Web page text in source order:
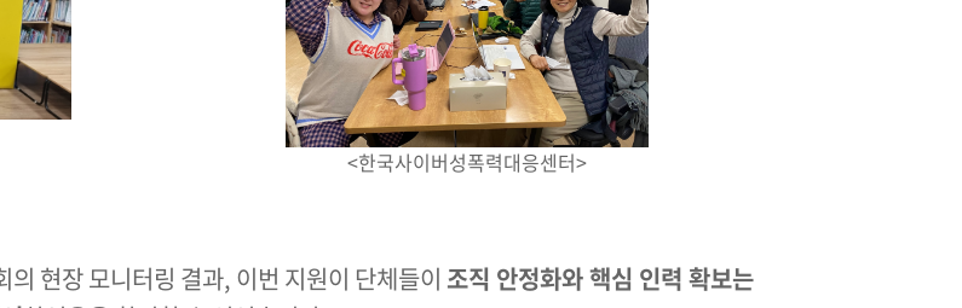
<한국사이버성폭력대응센터>
현장 모니터링 결과, 이번 지원이 단체들이 조직 안정화와 핵심 인력 확보는